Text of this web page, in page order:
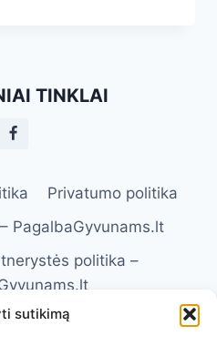
sutikimą
TINKLAI
Privatumo politika
PagalbaGyvunams.lt
politika –
apribojimas –